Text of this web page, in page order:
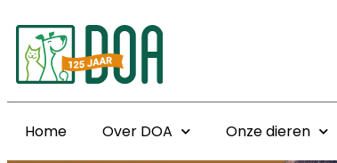
Home Over DOA Onze dieren